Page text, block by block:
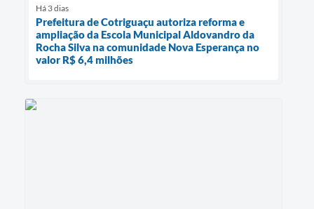
Há 3 dias
Prefeitura de Cotriguaçu autoriza reforma e
ampliação da Escola Municipal Aldovandro da
Rocha Silva na comunidade Nova Esperança no
valor R$ 6,4 milhões